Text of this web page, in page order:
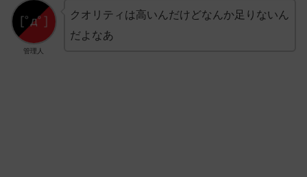
管理人
クオリティは高いんだけどなんか足りないん
だよなあ